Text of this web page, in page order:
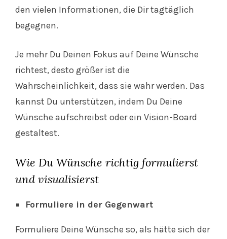
den vielen Informationen, die Dir tagtäglich
begegnen.
Je mehr Du Deinen Fokus auf Deine Wünsche
richtest, desto größer ist die
Wahrscheinlichkeit, dass sie wahr werden. Das
kannst Du unterstützen, indem Du Deine
Wünsche aufschreibst oder ein Vision-Board
gestaltest.
Wie Du Wünsche richtig formulierst
und visualisierst
Formuliere in der Gegenwart
Formuliere Deine Wünsche so, als hätte sich der